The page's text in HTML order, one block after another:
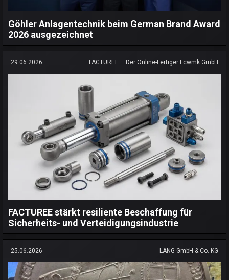
Göhler Anlagentechnik beim German Brand Award
2026 ausgezeichnet
29.06.2026 FACTUREE – Der Online-Fertiger I cwmk GmbH
FACTUREE stärkt resiliente Beschaffung für
Sicherheits- und Verteidigungsindustrie
25.06.2026 LANG GmbH & Co. KG